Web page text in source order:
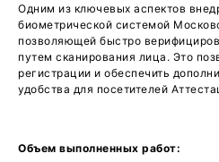
Одним из ключевых аспектов
биометрической системой
позволяющей быстро
путем сканирования лица. Это
регистрации и обеспечить
удобства для посетителей
Объем выполненных работ: